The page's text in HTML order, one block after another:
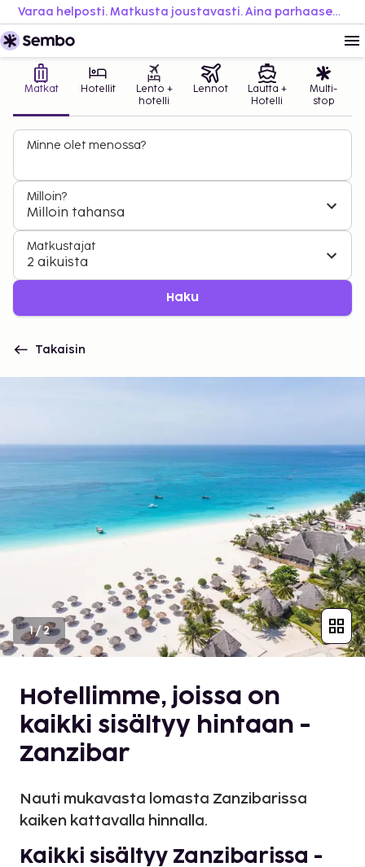
Varaa helposti. Matkusta joustavasti. Aina parhaaseen hintaan.
Matkat Hotellit
Lento +
hotelli
Lennot
Lautta +
Hotelli
Multi-
stop
Minne olet menossa?
Milloin?
Milloin tahansa
Matkustajat
2 aikuista
Haku
Takaisin
1/2
Hotellimme, joissa on
kaikki sisältyy hintaan -
Zanzibar
Nauti mukavasta lomasta Zanzibarissa
kaiken kattavalla hinnalla.
Kaikki sisältyy Zanzibarissa -